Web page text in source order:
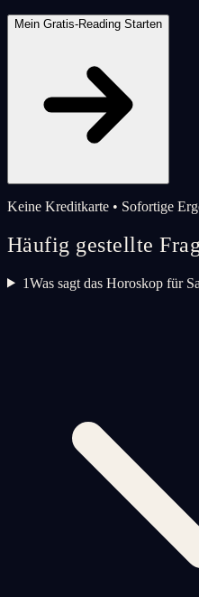
Mein Gratis-Reading Starten
Keine Kreditkarte • Sofortige
Häufig gestellte
1Was sagt das Horoskop für